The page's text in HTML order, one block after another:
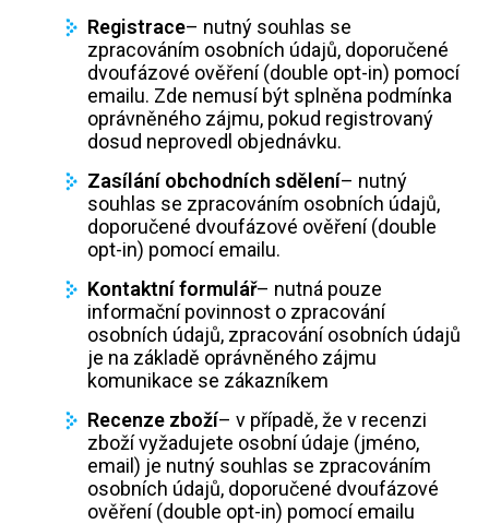
Registrace– nutný souhlas se
zpracováním osobních údajů, doporučené
dvoufázové ověření (double opt-in) pomocí
emailu. Zde nemusí být splněna podmínka
oprávněného zájmu, pokud registrovaný
dosud neprovedl objednávku.
Zasílání obchodních sdělení– nutný
souhlas se zpracováním osobních údajů,
doporučené dvoufázové ověření (double
opt-in) pomocí emailu.
Kontaktní formulář– nutná pouze
informační povinnost o zpracování
osobních údajů, zpracování osobních údajů
je na základě oprávněného zájmu
komunikace se zákazníkem
Recenze zboží– v případě, že v recenzi
zboží vyžadujete osobní údaje (jméno,
email) je nutný souhlas se zpracováním
osobních údajů, doporučené dvoufázové
ověření (double opt-in) pomocí emailu